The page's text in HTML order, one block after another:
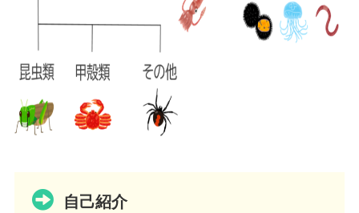
自己紹介